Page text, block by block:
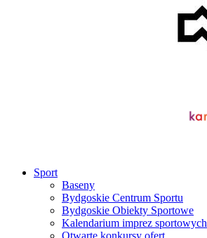
Sport
Baseny
Bydgoskie Centrum Sportu
Bydgoskie Obiekty Sportowe
Kalendarium imprez sportowych
Otwarte konkursy ofert